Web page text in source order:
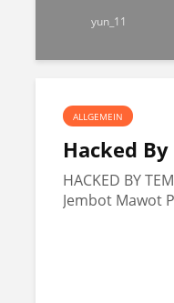
yun_11
ALLGEMEIN
Hacked
HACKED BY
Jembot Mawot